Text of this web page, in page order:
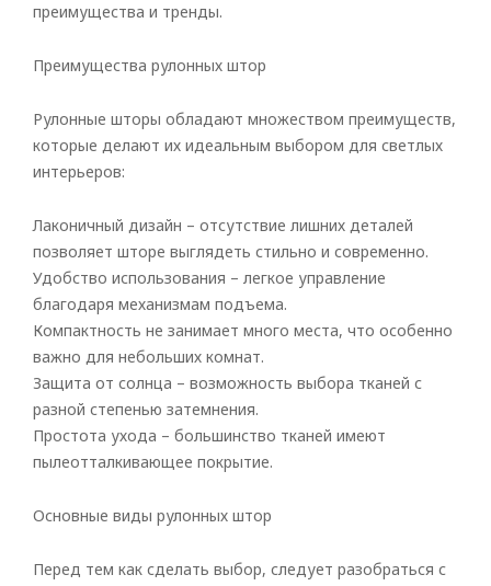
преимущества и тренды.
Преимущества рулонных штор
Рулонные шторы обладают множеством преимуществ,
которые делают их идеальным выбором для светлых
интерьеров:
Лаконичный дизайн – отсутствие лишних деталей
позволяет шторе выглядеть стильно и современно.
Удобство использования – легкое управление
благодаря механизмам подъема.
Компактность не занимает много места, что особенно
важно для небольших комнат.
Защита от солнца – возможность выбора тканей с
разной степенью затемнения.
Простота ухода – большинство тканей имеют
пылеотталкивающее покрытие.
Основные виды рулонных штор
Перед тем как сделать выбор, следует разобраться с